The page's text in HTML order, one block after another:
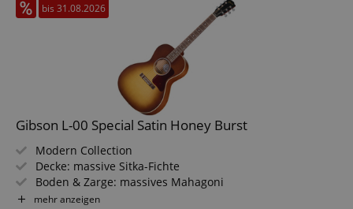
bis 31.08.2026
Gibson L-00 Special Satin Honey Burst
Modern Collection
Decke: massive Sitka-Fichte
Boden & Zarge: massives Mahagoni
Griffbrett/Hals: Palisander / Utile
mehr anzeigen